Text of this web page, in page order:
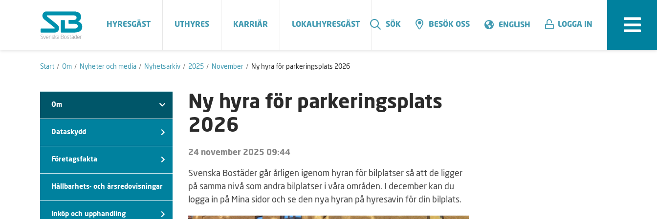
HYRESGÄST UTHYRES KARRIÄR LOKALHYRESGÄST SÖK BESÖK OSS ENGLISH LOGGA IN
Start Om Nyheter och media Nyhetsarkiv 2025 November Ny hyra för parkeringsplats 2026
Om
Dataskydd
Företagsfakta
Hållbarhets- och årsredovisningar
Inköp och upphandling
Ny hyra för parkeringsplats
2026
24 november 2025 09:44
Svenska Bostäder går årligen igenom hyran för bilplatser så att de ligger
på samma nivå som andra bilplatser i våra områden. I december kan du
logga in på Mina sidor och se den nya hyran på hyresavin för din bilplats.